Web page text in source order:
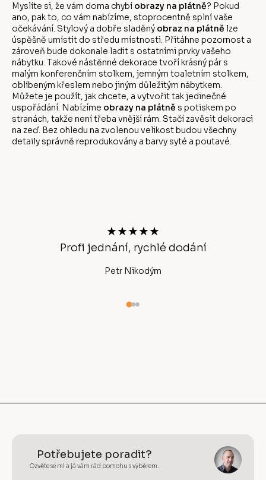
Myslíte si, že vám doma chybí obrazy na plátně? Pokud
ano, pak to, co vám nabízíme, stoprocentně splní vaše
očekávání. Stylový a dobře sladěný obraz na plátně lze
úspěšně umístit do středu místnosti. Přitáhne pozornost a
zároveň bude dokonale ladit s ostatními prvky vašeho
nábytku. Takové nástěnné dekorace tvoří krásný pár s
malým konferenčním stolkem, jemným toaletním stolkem,
oblíbeným křeslem nebo jiným důležitým nábytkem.
Můžete je použít, jak chcete, a vytvořit tak jedinečné
uspořádání. Nabízíme obrazy na plátně s potiskem po
stranách, takže není třeba vnější rám. Stačí zavěsit dekoraci
na zeď. Bez ohledu na zvolenou velikost budou všechny
detaily správně reprodukovány a barvy syté a poutavé.
★★★★★
Profi jednání, rychlé dodání
Petr Nikodým
Potřebujete poradit?
Ozvěte se mi a já vám rád pomohu s výběrem.